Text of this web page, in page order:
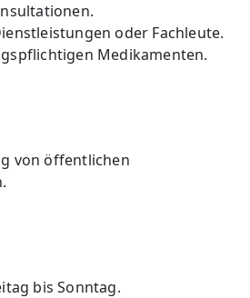
oder Fachleute.
Medikamenten.
von öffentlichen
bis Sonntag.